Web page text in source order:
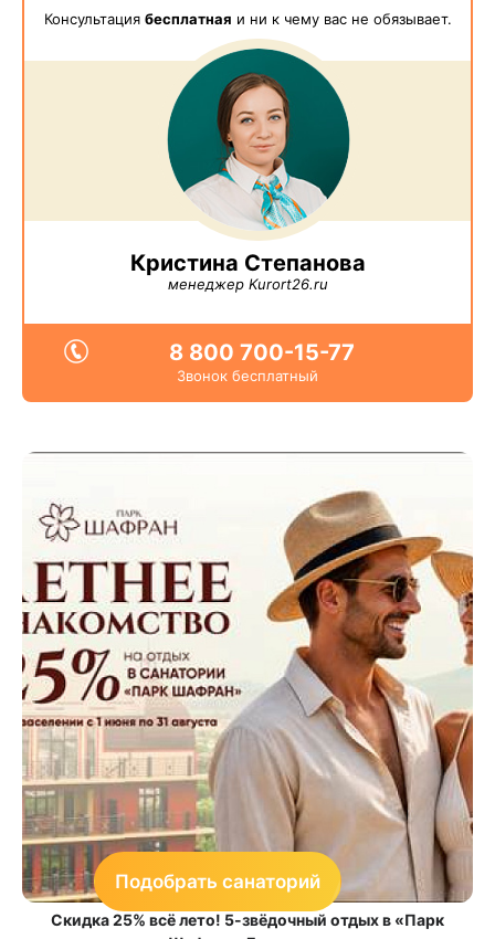
Консультация бесплатная и ни к чему вас не обязывает.
Кристина Степанова
менеджер Kurort26.ru
8 800 700-15-77
Звонок бесплатный
Скидка 25% всё лето! 5-звёдочный отдых в «Парк
Подобрать санаторий